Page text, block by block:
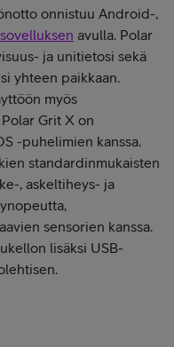
onnistuu Android-,
avulla. Polar
ja unitietosi sekä
yhteen paikkaan.
myös
Grit X on
-puhelimien kanssa.
standardinmukaisten
, askeltiheys- ja
sensorien kanssa.
lisäksi USB-